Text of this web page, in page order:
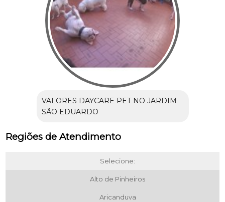
VALORES DAYCARE PET NO JARDIM
SÃO EDUARDO
Regiões de Atendimento
Selecione:
Alto de Pinheiros
Aricanduva